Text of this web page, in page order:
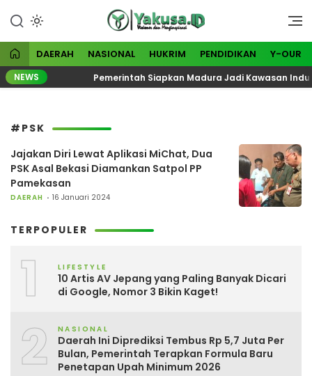
konten
Yakusa
Visioner dan Menginspirasi
DAERAH NASIONAL HUKRIM PENDIDIKAN Y-OUR
NEWS Pemerintah Siapkan Madura Jadi Kawasan
#PSK
Jajakan Diri Lewat Aplikasi MiChat, Dua
PSK Asal Bekasi Diamankan Satpol PP
Pamekasan
DAERAH 16 Januari 2024
TERPOPULER
1 LIFESTYLE
10 Artis AV Jepang yang Paling Banyak Dicari
di Google, Nomor 3 Bikin Kaget!
2 NASIONAL
Daerah Ini Diprediksi Tembus Rp 5,7 Juta Per
Bulan, Pemerintah Terapkan Formula Baru
Penetapan Upah Minimum 2026